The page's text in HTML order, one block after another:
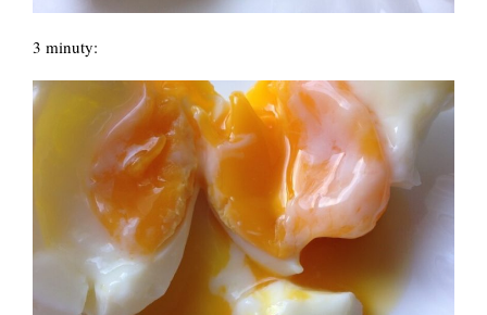
3 minuty: